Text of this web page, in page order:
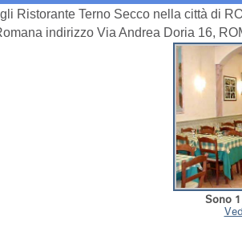
Ristorante Terno Secco nella città di
indirizzo Via Andrea Doria 16,
Sono